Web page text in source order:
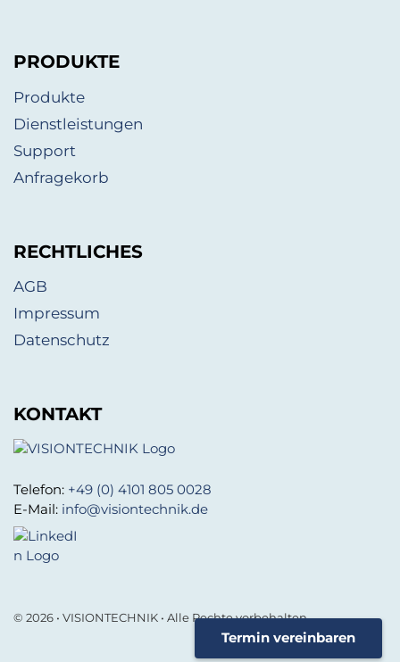
Termin vereinbaren
PRODUKTE
Produkte
Dienstleistungen
Support
Anfragekorb
RECHTLICHES
AGB
Impressum
Datenschutz
KONTAKT
Telefon: +49 (0) 4101 805 0028
E-Mail: info@visiontechnik.de
© 2026 • VISIONTECHNIK • Alle Rechte vorbehalten.